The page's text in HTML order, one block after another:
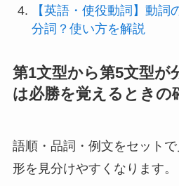
【英語・使役動詞】動詞
分詞？使い方を解説
第1文型から第5文型が
は必勝を覚えるときの
語順・品詞・例文をセット
形を見分けやすくなります。